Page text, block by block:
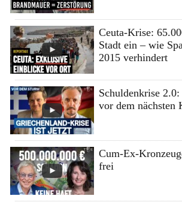
Ceuta-Krise:
Stadt ein – wie
2015 verhindert
Schuldenkrise
vor dem nächsten
Cum-Ex-
frei